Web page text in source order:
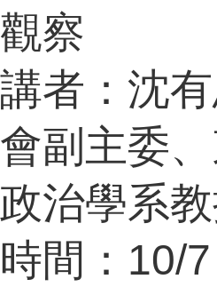
所
成
員
博
班
碩
士
班
在
職
專
觀察
講者：沈
會副主委
政治學系教
時間：10/